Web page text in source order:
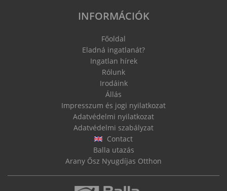
INFORMÁCIÓK
Főoldal
Eladná ingatlanát?
Ingatlan hírek
Rólunk
Irodáink
Állás
Impresszum és jogi nyilatkozat
Adatvédelmi nyilatkozat
Adatvédelmi szabályzat
Contact
Balla utazás
Arany Ősz Nyugdíjas Otthon